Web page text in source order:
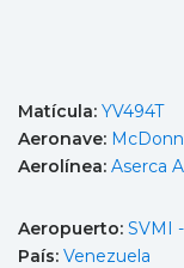
Matícula: YV494T
Aeronave:
Aerolínea: Aserca
Aeropuerto: SVMI
País: Venezuela